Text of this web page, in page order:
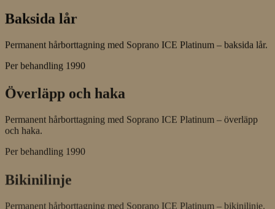
Baksida lår
Permanent hårborttagning med Soprano ICE Platinum – baksida lår.
Per behandling 1990
Överläpp och haka
Permanent hårborttagning med Soprano ICE Platinum – överläpp
och haka.
Per behandling 1990
Bikinilinje
Permanent hårborttagning med Soprano ICE Platinum – bikinilinje.